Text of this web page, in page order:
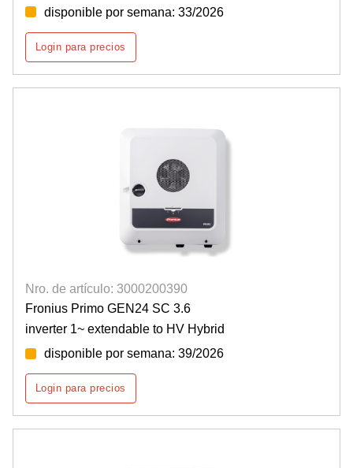
disponible por semana: 33/2026
Login para precios
Nro. de artículo: 3000200390
Fronius Primo GEN24 SC 3.6
inverter 1~ extendable to HV Hybrid
disponible por semana: 39/2026
Login para precios